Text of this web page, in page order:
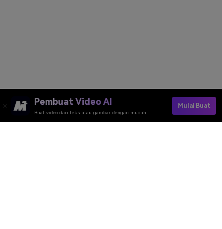
Pembuat Video AI
Buat video dari teks atau gambar dengan mudah
Mulai Buat